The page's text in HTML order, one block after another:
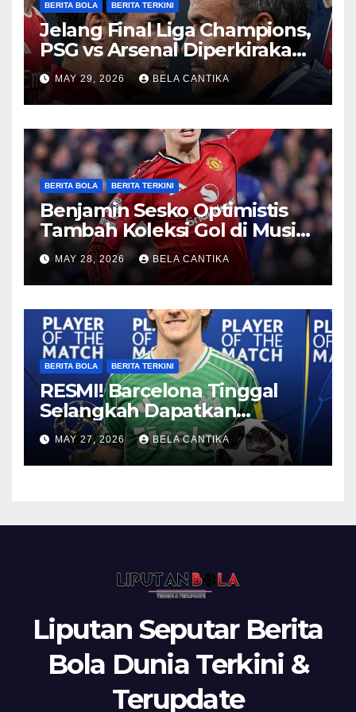
BERITA BOLA BERITA TERKINI
Jelang Final Liga Champions,
PSG vs Arsenal Diperkirakan
Sengit
MAY 29, 2026 BELA CANTIKA
BERITA BOLA BERITA TERKINI
Benjamin Sesko Optimistis
Tambah Koleksi Gol di Musim
2026/27
MAY 28, 2026 BELA CANTIKA
BERITA BOLA BERITA TERKINI
RESMI! Barcelona Tinggal
Selangkah Dapatkan
Anthony Gordon
MAY 27, 2026 BELA CANTIKA
Liputan Seputar Berita
Bola Dunia Terkini &
Terupdate